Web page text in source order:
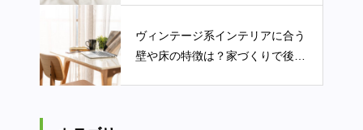
ヴィンテージ系インテリアに合う
壁や床の特徴は？家づくりで後悔